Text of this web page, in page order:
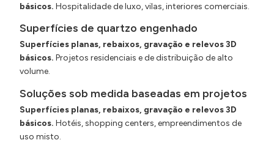
básicos. Hospitalidade de luxo, vilas, interiores comerciais.
Superfícies de quartzo engenhado
Superfícies planas, rebaixos, gravação e relevos 3D
básicos. Projetos residenciais e de distribuição de alto
volume.
Soluções sob medida baseadas em projetos
Superfícies planas, rebaixos, gravação e relevos 3D
básicos. Hotéis, shopping centers, empreendimentos de
uso misto.